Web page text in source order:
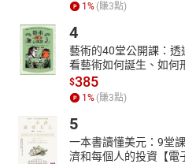
1 % (賺3點)
4
藝術的40堂公開課：透
看藝術如何誕生、如何
$385
1 % (賺3點)
5
一本書讀懂美元：9堂
濟和每個人的投資【電